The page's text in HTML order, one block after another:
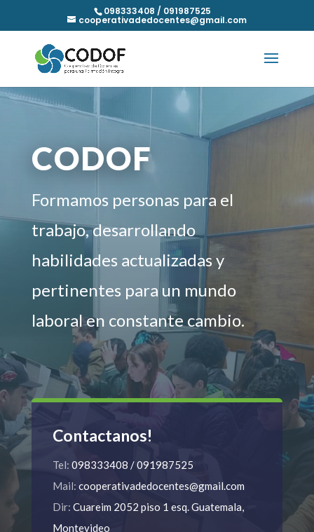
098333408 / 091987525
cooperativadedocentes@gmail.com
CODOF
Formamos personas para el
trabajo, desarrollando
habilidades actualizadas y
pertinentes para un mundo
laboral en constante cambio.
Contactanos!
Tel: 098333408 / 091987525
Mail: cooperativadedocentes@gmail.com
Dir: Cuareim 2052 piso 1 esq. Guatemala,
Montevideo